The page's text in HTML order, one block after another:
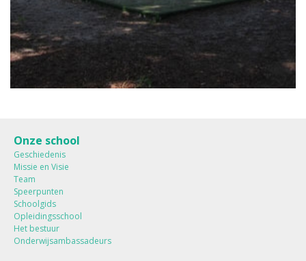
Onze school
Geschiedenis
Missie en Visie
Team
Speerpunten
Schoolgids
Opleidingsschool
Het bestuur
Onderwijsambassadeurs